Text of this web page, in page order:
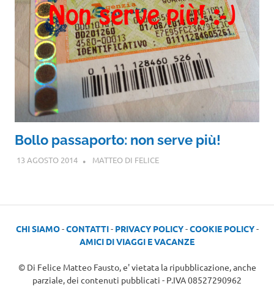
Bollo passaporto: non serve più!
13 AGOSTO 2014 MATTEO DI FELICE
CHI SIAMO-CONTATTI- PRIVACY POLICY-COOKIE POLICY-
AMICI DI VIAGGI E VACANZE
© Di Felice Matteo Fausto, e' vietata la ripubblicazione, anche
parziale, dei contenuti pubblicati - P.IVA 08527290962